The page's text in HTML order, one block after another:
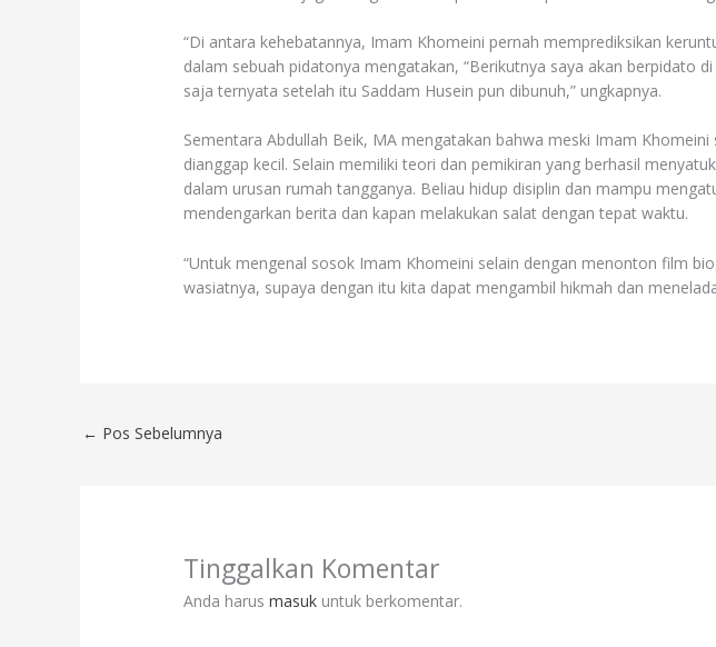
“Di antara kehebatannya, Imam Khomeini pernah memprediksikan
dalam sebuah pidatonya mengatakan, “Berikutnya saya akan berpidato
saja ternyata setelah itu Saddam Husein pun dibunuh,” ungkapnya.
Sementara Abdullah Beik, MA mengatakan bahwa meski Imam
dianggap kecil. Selain memiliki teori dan pemikiran yang berhasil
dalam urusan rumah tangganya. Beliau hidup disiplin dan mampu
mendengarkan berita dan kapan melakukan salat dengan tepat waktu.
“Untuk mengenal sosok Imam Khomeini selain dengan menonton film
wasiatnya, supaya dengan itu kita dapat mengambil hikmah dan
← Pos Sebelumnya
Tinggalkan Komentar
Anda harusmasuk untuk berkomentar.